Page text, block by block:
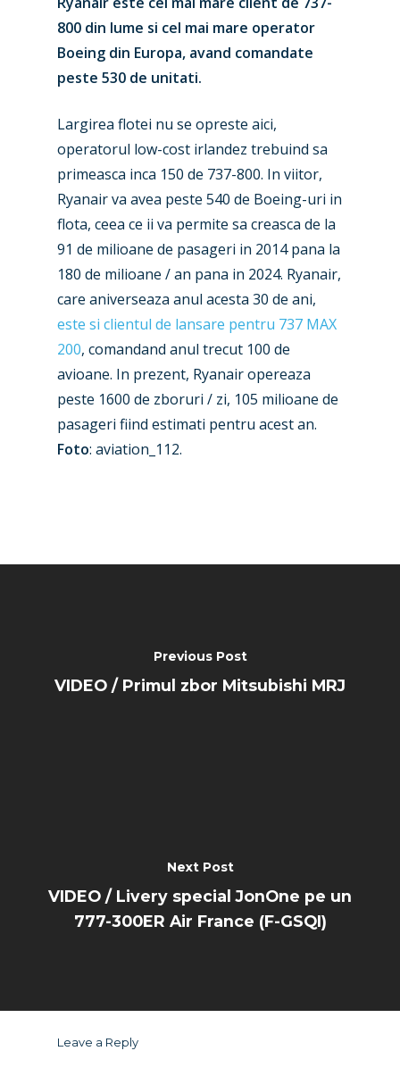
800 din lume si cel mai mare operator
Boeing din Europa, avand comandate
peste 530 de unitati.
Largirea flotei nu se opreste aici,
operatorul low-cost irlandez trebuind sa
primeasca inca 150 de 737-800. In viitor,
Ryanair va avea peste 540 de Boeing-uri in
flota, ceea ce ii va permite sa creasca de la
91 de milioane de pasageri in 2014 pana la
180 de milioane / an pana in 2024. Ryanair,
care aniverseaza anul acesta 30 de ani,
este si clientul de lansare pentru 737 MAX
200, comandand anul trecut 100 de
avioane. In prezent, Ryanair opereaza
peste 1600 de zboruri / zi, 105 milioane de
pasageri fiind estimati pentru acest an.
Foto: aviation_112.
Previous Post
VIDEO / Primul zbor Mitsubishi MRJ
Next Post
VIDEO / Livery special JonOne pe un
777-300ER Air France (F-GSQI)
Leave a Reply
New Routes
Industry
Accidents / Incidents
Airshows
Dubai 2025
Paris 2025
Farnborough 2024
Paris 2023
Farnborough 2022
Business Jets
Military
Trip Reports
Marketplace
Jobs